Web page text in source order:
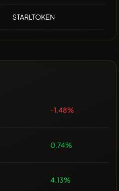
STARLTOKEN
-1.48%
0.74%
4.13%